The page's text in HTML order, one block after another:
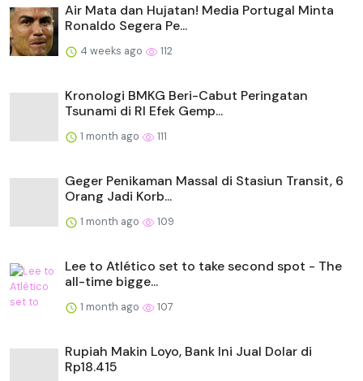
Air Mata dan Hujatan! Media Portugal Minta
Ronaldo Segera Pe...
4 weeks ago 112
Kronologi BMKG Beri-Cabut Peringatan
Tsunami di RI Efek Gemp...
1 month ago 111
Geger Penikaman Massal di Stasiun Transit, 6
Orang Jadi Korb...
1 month ago 109
Lee to Atlético set to take second spot - The
all-time bigge...
1 month ago 107
Rupiah Makin Loyo, Bank Ini Jual Dolar di
Rp18.415